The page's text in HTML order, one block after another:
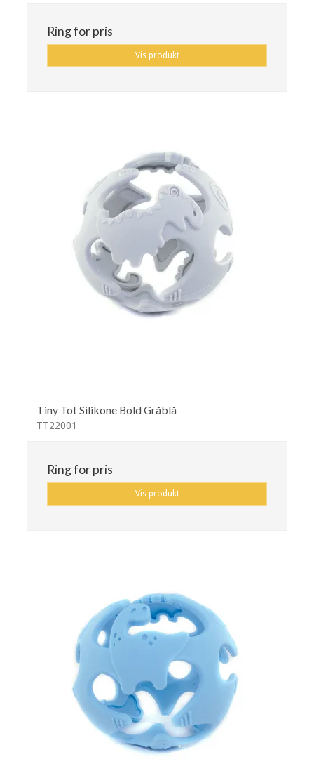
Ring for pris
Vis produkt
Tiny Tot Silikone Bold Gråblå
TT22001
Ring for pris
Vis produkt